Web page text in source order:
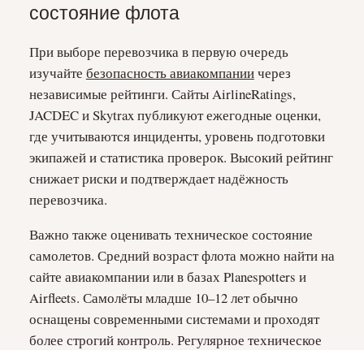
состояние флота
При выборе перевозчика в первую очередь
изучайте безопасность авиакомпаниичерез
независимые рейтинги. Сайты AirlineRatings,
JACDEC и Skytrax публикуют ежегодные оценки,
где учитываются инциденты, уровень подготовки
экипажей и статистика проверок. Высокий рейтинг
снижает риски и подтверждает надёжность
перевозчика.
Важно также оценивать техническое состояние
самолетов. Средний возраст флота можно найти на
сайте авиакомпании или в базах Planespotters и
Airfleets. Самолёты младше 10–12 лет обычно
оснащены современными системами и проходят
более строгий контроль. Регулярное техническое